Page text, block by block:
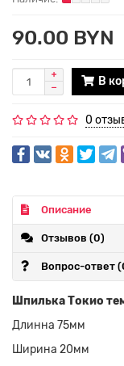
90.00 BYN
В
0
Описание
Отзывов (0)
Вопрос-ответ
Шпилька Токио
Длинна 75мм
Ширина 20мм